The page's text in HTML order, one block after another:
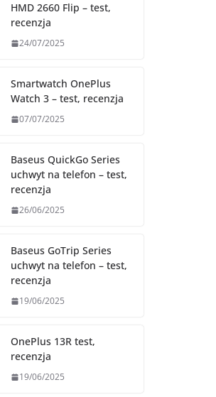
HMD 2660 Flip – test,
recenzja
24/07/2025
Smartwatch OnePlus
Watch 3 – test, recenzja
07/07/2025
Baseus QuickGo Series
uchwyt na telefon – test,
recenzja
26/06/2025
Baseus GoTrip Series
uchwyt na telefon – test,
recenzja
19/06/2025
OnePlus 13R test,
recenzja
19/06/2025